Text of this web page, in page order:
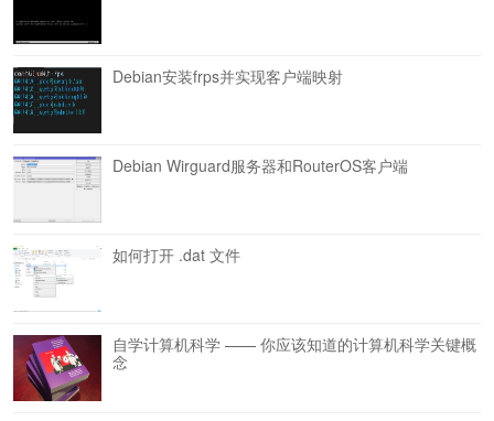
Debian安装frps并实现客户端映射
Debian Wirguard服务器和RouterOS客户端
如何打开 .dat 文件
自学计算机科学 —— 你应该知道的计算机科学关键概
念